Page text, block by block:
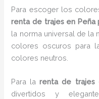
Para escoger los
renta de trajes en Peña
la norma universal de la
colores oscuros para
colores neutros.
Para larenta de trajes
divertidos y